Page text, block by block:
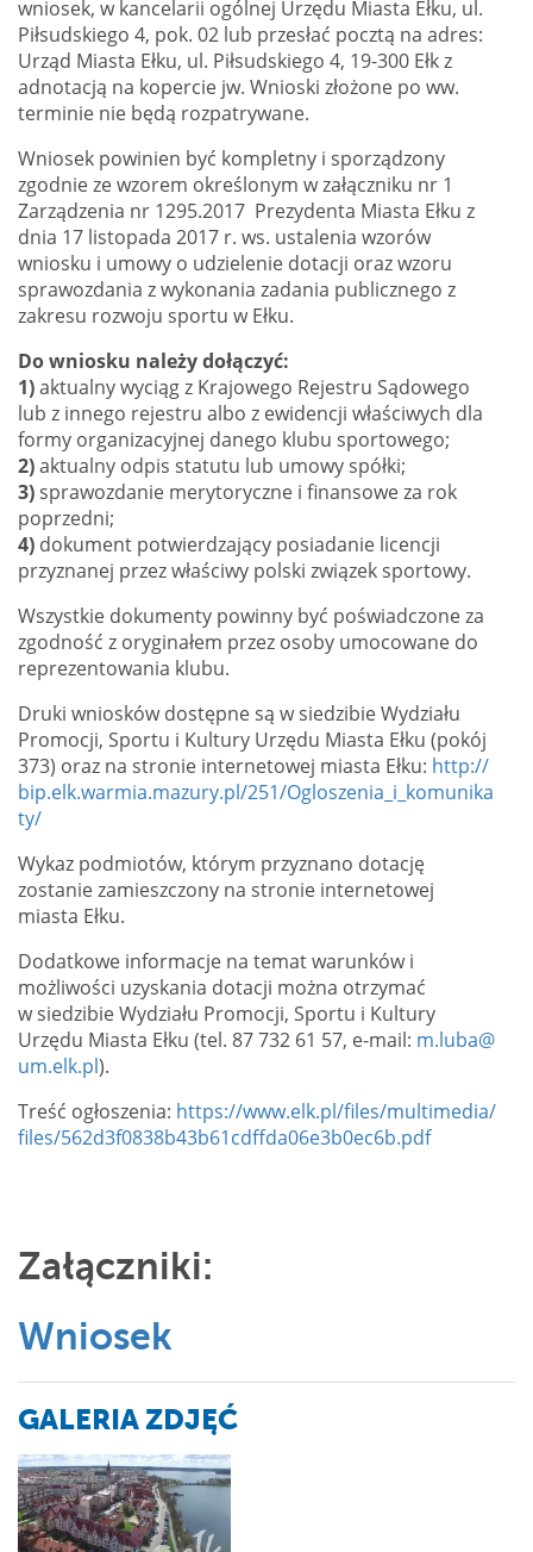
wniosek, w kancelarii ogólnej Urzędu Miasta Ełku, ul.
Piłsudskiego 4, pok. 02 lub przesłać pocztą na adres:
Urząd Miasta Ełku, ul. Piłsudskiego 4, 19-300 Ełk z
adnotacją na kopercie jw. Wnioski złożone po ww.
terminie nie będą rozpatrywane.
Wniosek powinien być kompletny i sporządzony
zgodnie ze wzorem określonym w załączniku nr 1
Zarządzenia nr 1295.2017 Prezydenta Miasta Ełku z
dnia 17 listopada 2017 r. ws. ustalenia wzorów
wniosku i umowy o udzielenie dotacji oraz wzoru
sprawozdania z wykonania zadania publicznego z
zakresu rozwoju sportu w Ełku.
Do wniosku należy dołączyć:
1)aktualny wyciąg z Krajowego Rejestru Sądowego
lub z innego rejestru albo z ewidencji właściwych dla
formy organizacyjnej danego klubu sportowego;
2)aktualny odpis statutu lub umowy spółki;
3)sprawozdanie merytoryczne i finansowe za rok
poprzedni;
4) dokument potwierdzający posiadanie licencji
przyznanej przez właściwy polski związek sportowy.
Wszystkie dokumenty powinny być poświadczone za
zgodność z oryginałem przez osoby umocowane do
reprezentowania klubu.
Druki wniosków dostępne są w siedzibie Wydziału
Promocji, Sportu i Kultury Urzędu Miasta Ełku (pokój
373) oraz na stronie internetowej miasta Ełku: http://
bip.elk.warmia.mazury.pl/251/Ogloszenia_i_komunika
ty/
Wykaz podmiotów, którym przyznano dotację
zostanie zamieszczony na stronie internetowej
miasta Ełku.
Dodatkowe informacje na temat warunków i
możliwości uzyskania dotacji można otrzymać
w siedzibie Wydziału Promocji, Sportu i Kultury
Urzędu Miasta Ełku (tel. 87 732 61 57, e-mail: m.luba@
um.elk.pl).
Treść ogłoszenia: https://www.elk.pl/files/multimedia/
files/562d3f0838b43b61cdffda06e3b0ec6b.pdf
Załączniki:
Wniosek
GALERIA ZDJĘĆ